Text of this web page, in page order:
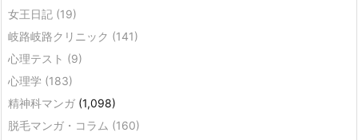
女王日記 (19)
岐路岐路クリニック (141)
心理テスト (9)
心理学 (183)
精神科マンガ (1,098)
脱毛マンガ・コラム (160)